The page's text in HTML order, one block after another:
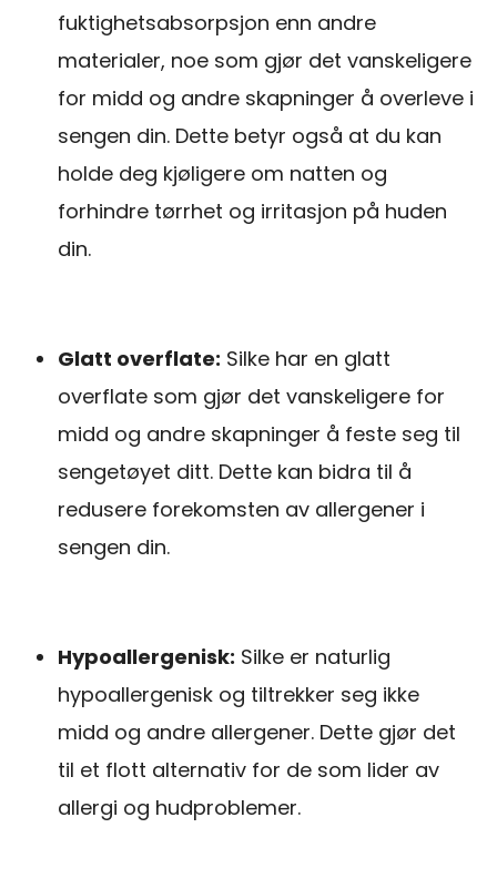
fuktighetsabsorpsjon enn andre
materialer, noe som gjør det vanskeligere
for midd og andre skapninger å overleve i
sengen din. Dette betyr også at du kan
holde deg kjøligere om natten og
forhindre tørrhet og irritasjon på huden
din.
Glatt overflate: Silke har en glatt
overflate som gjør det vanskeligere for
midd og andre skapninger å feste seg til
sengetøyet ditt. Dette kan bidra til å
redusere forekomsten av allergener i
sengen din.
Hypoallergenisk: Silke er naturlig
hypoallergenisk og tiltrekker seg ikke
midd og andre allergener. Dette gjør det
til et flott alternativ for de som lider av
allergi og hudproblemer.